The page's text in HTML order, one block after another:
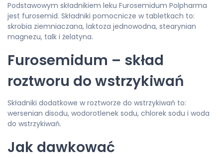
Podstawowym składnikiem leku Furosemidum Polpharma
jest furosemid. Składniki pomocnicze w tabletkach to:
skrobia ziemniaczana, laktoza jednowodna, stearynian
magnezu, talk i żelatyna.
Furosemidum – skład
roztworu do wstrzykiwań
Składniki dodatkowe w roztworze do wstrzykiwań to:
wersenian disodu, wodorotlenek sodu, chlorek sodu i woda
do wstrzykiwań.
Jak dawkować